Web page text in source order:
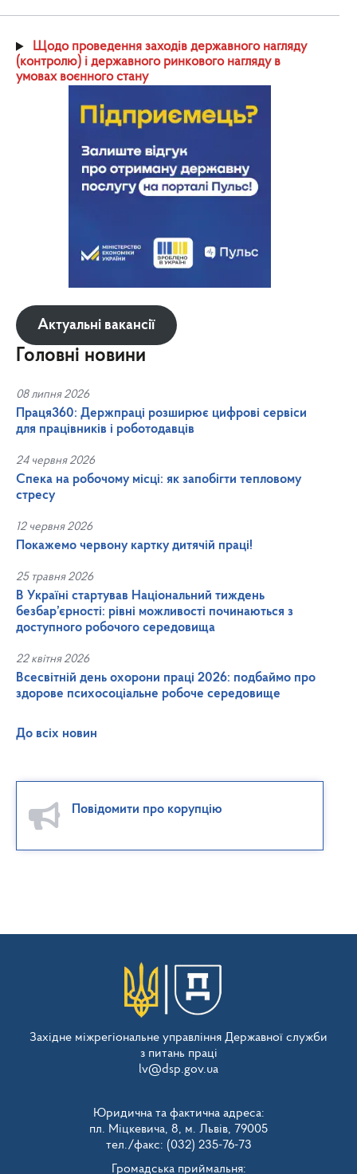
Щодо проведення заходів державного нагляду
(контролю) і державного ринкового нагляду в
умовах воєнного стану
Актуальні вакансії
Головні новини
08 липня 2026
Праця360: Держпраці розширює цифрові сервіси
для працівників і роботодавців
24 червня 2026
Спека на робочому місці: як запобігти тепловому
стресу
12 червня 2026
Покажемо червону картку дитячій праці!
25 травня 2026
В Україні стартував Національний тиждень
безбар’єрності: рівні можливості починаються з
доступного робочого середовища
22 квітня 2026
Всесвітній день охорони праці 2026: подбаймо про
здорове психосоціальне робоче середовище
До всіх новин
Повідомити про корупцію
Західне міжрегіональне управління Державної служби
з питань праці
lv@dsp.gov.ua
Юридична та фактична адреса:
пл. Міцкевича, 8, м. Львів, 79005
тел./факс: (032) 235-76-73
Громадська приймальня: